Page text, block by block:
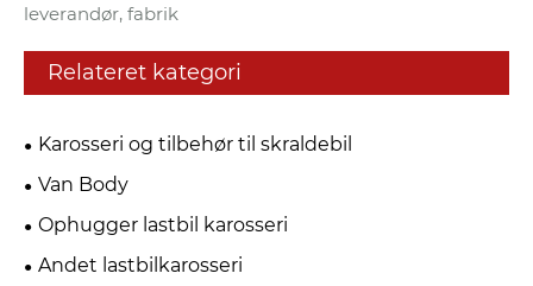
leverandør, fabrik
Relateret kategori
Karosseri og tilbehør til skraldebil
Van Body
Ophugger lastbil karosseri
Andet lastbilkarosseri